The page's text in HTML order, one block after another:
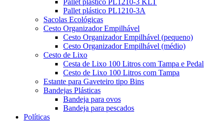
Pallet plástico PL1210-3 KLT
Pallet plástico PL1210-3A
Sacolas Ecológicas
Cesto Organizador Empilhável
Cesto Organizador Empilhável (pequeno)
Cesto Organizador Empilhável (médio)
Cesto de Lixo
Cesta de Lixo 100 Litros com Tampa e Pedal
Cesto de Lixo 100 Litros com Tampa
Estante para Gaveteiro tipo Bins
Bandejas Plásticas
Bandeja para ovos
Bandeja para pescados
Políticas